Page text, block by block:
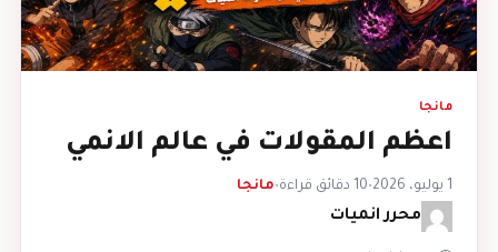
مانجا
اعظم المقولات في عالم الانمي
1 يوليو، 2026 •10 دقائق قراءة •مانجا
محرر انميات